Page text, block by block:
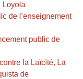
Loyola
de l’enseignement
public de
la Laïcité, La
de